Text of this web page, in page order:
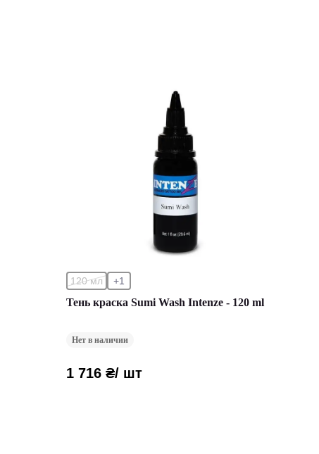
120 мл +1
Тень краска Sumi Wash Intenze - 120 ml
Нет в наличии
1 716 ₴/ шт